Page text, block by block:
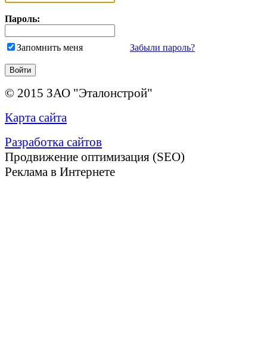
Пароль:
Запомнить меня Забыли пароль?
© 2015 ЗАО "Эталонстрой"
Карта сайта
Разработка сайтов
Продвижение оптимизация (SEO)
Реклама в Интернете